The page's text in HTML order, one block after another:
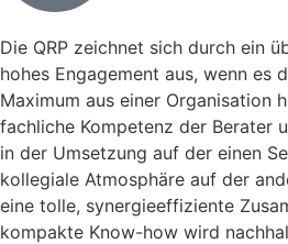
Die QRP zeichnet sich durch ein
hohes Engagement aus, wenn es
Maximum aus einer Organisation
fachliche Kompetenz der Berater
in der Umsetzung auf der einen
kollegiale Atmosphäre auf der
eine tolle, synergieeffiziente
kompakte Know-how wird